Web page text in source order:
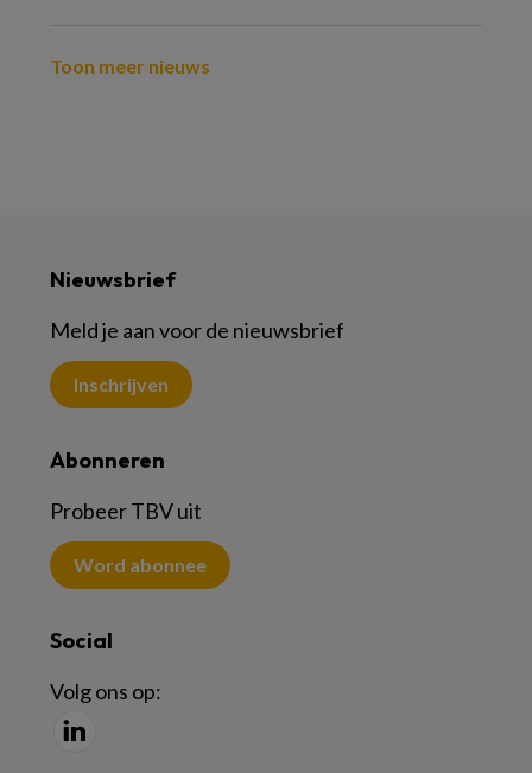
Toon meer nieuws
Nieuwsbrief
Meld je aan voor de nieuwsbrief
Inschrijven
Abonneren
Probeer TBV uit
Word abonnee
Social
Volg ons op: